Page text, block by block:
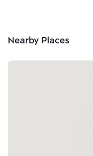
Nearby Places